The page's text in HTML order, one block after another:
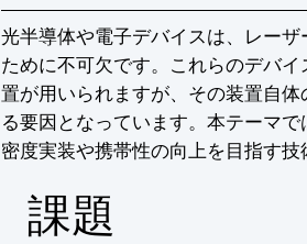
光半導体や電子デバイスは、レー
ために不可欠です。これらのデバ
置が用いられますが、その装置自
る要因となっています。本テーマ
密度実装や携帯性の向上を目指す技
​課題